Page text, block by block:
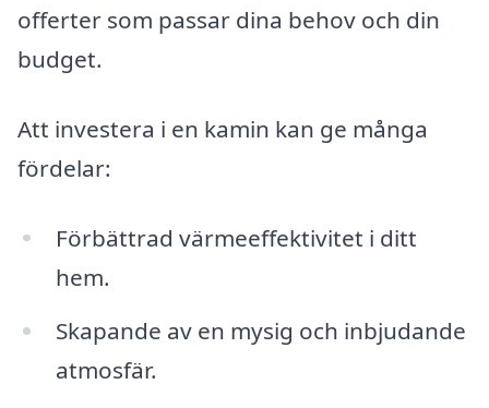
offerter som passar dina behov och din
budget.
Att investera i en kamin kan ge många
fördelar:
Förbättrad värmeeffektivitet i ditt
hem.
Skapande av en mysig och inbjudande
atmosfär.